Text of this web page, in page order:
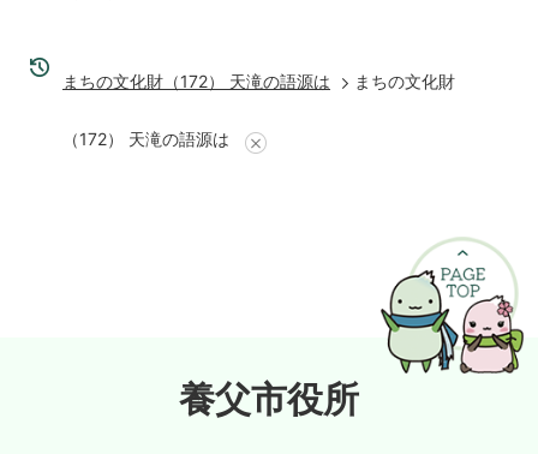
まちの文化財（172） 天滝の語源は まちの文化財
（172） 天滝の語源は
養父市役所